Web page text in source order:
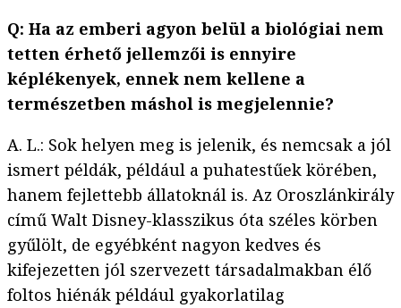
Q: Ha az emberi agyon belül a biológiai nem
tetten érhető jellemzői is ennyire
képlékenyek, ennek nem kellene a
természetben máshol is megjelennie?
A. L.: Sok helyen meg is jelenik, és nemcsak a jól
ismert példák, például a puhatestűek körében,
hanem fejlettebb állatoknál is. Az Oroszlánkirály
című Walt Disney-klasszikus óta széles körben
gyűlölt, de egyébként nagyon kedves és
kifejezetten jól szervezett társadalmakban élő
foltos hiénák például gyakorlatilag